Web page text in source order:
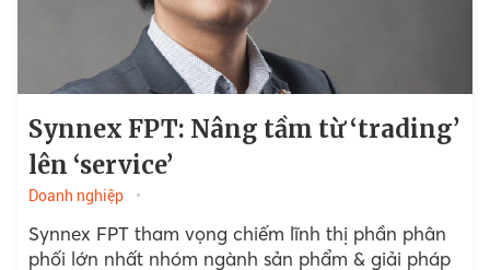
Synnex FPT: Nâng tầm từ ‘trading’
lên ‘service’
Doanh nghiệp
Synnex FPT tham vọng chiếm lĩnh thị phần phân
phối lớn nhất nhóm ngành sản phẩm & giải pháp